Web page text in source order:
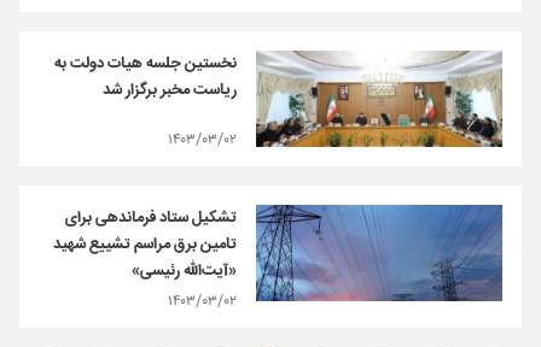
نخستین جلسه هیات دولت به
ریاست مخبر برگزار شد
۱۴۰۳/۰۳/۰۲
تشکیل ستاد فرماندهی برای
تامین برق مراسم تشییع شهید
«آیت‌الله رئیسی»
۱۴۰۳/۰۳/۰۲